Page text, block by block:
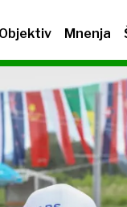
Objektiv Mnenja